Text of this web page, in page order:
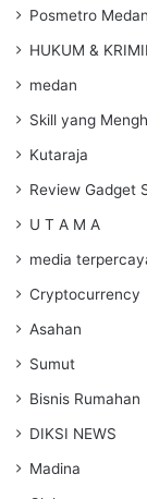
Posmetro Medan
HUKUM &
medan
Skill yang
Kutaraja
Review Gadget
U T A M A
media
Cryptocurrency
Asahan
Sumut
Bisnis Rumahan
DIKSI NEWS
Madina